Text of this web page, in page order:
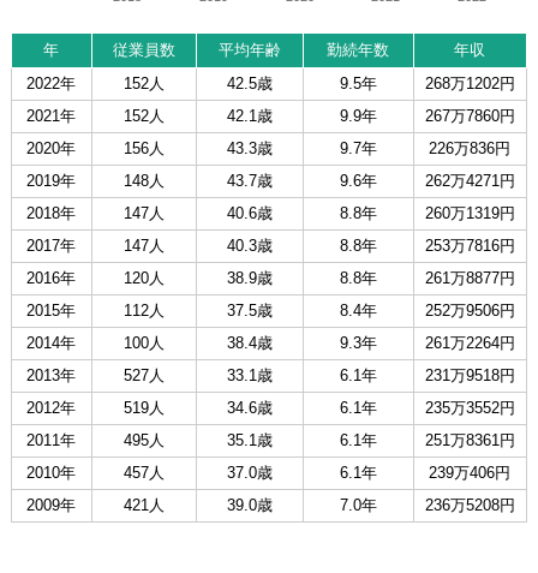
年 従業員数 平均年齢 勤続年数
年収
2022年
152人 42.5歳 9.5年
268万1202円
2021年
152人 42.1歳 9.9年
267万7860円
2020年
156人 43.3歳 9.7年
226万836円
2019年
148人 43.7歳 9.6年
262万4271円
2018年
147人 40.6歳 8.8年
260万1319円
2017年
147人 40.3歳 8.8年
253万7816円
2016年
120人 38.9歳 8.8年
261万8877円
2015年
112人 37.5歳 8.4年
252万9506円
2014年
100人 38.4歳 9.3年
261万2264円
2013年
527人 33.1歳 6.1年
231万9518円
2012年
519人 34.6歳 6.1年
235万3552円
2011年
495人 35.1歳 6.1年
251万8361円
2010年
457人 37.0歳 6.1年
239万406円
2009年
421人 39.0歳 7.0年 236万5208円